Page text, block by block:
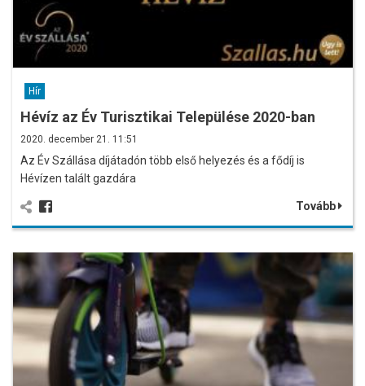
Hír
Hévíz az Év Turisztikai Települése 2020-ban
2020. december 21. 11:51
Az Év Szállása díjátadón több első helyezés és a fődíj is
Hévízen talált gazdára
Tovább